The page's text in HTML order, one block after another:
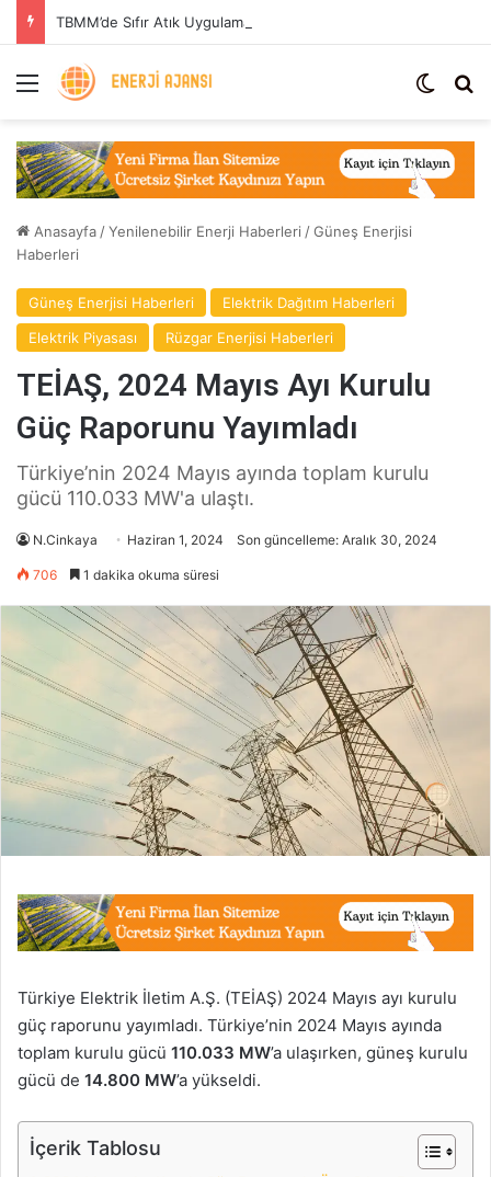
Menü Dış
Anasayfa /Yenilenebilir Enerji Haberleri /Güneş Enerjisi
Haberleri
Güneş Enerjisi Haberleri
Elektrik Dağıtım Haberleri
Elektrik Piyasası
Rüzgar Enerjisi Haberleri
TEİAŞ, 2024 Mayıs Ayı Kurulu
Güç Raporunu Yayımladı
Türkiye’nin 2024 Mayıs ayında toplam kurulu
gücü 110.033 MW'a ulaştı.
N.Cinkaya Haziran 1, 2024 Son güncelleme: Aralık 30, 2024
706 1 dakika okuma süresi
Türkiye Elektrik İletim A.Ş. (TEİAŞ) 2024 Mayıs ayı kurulu
güç raporunu yayımladı. Türkiye’nin 2024 Mayıs ayında
toplam kurulu gücü 110.033 MW’a ulaşırken, güneş kurulu
gücü de 14.800 MW’a yükseldi.
İçerik Tablosu